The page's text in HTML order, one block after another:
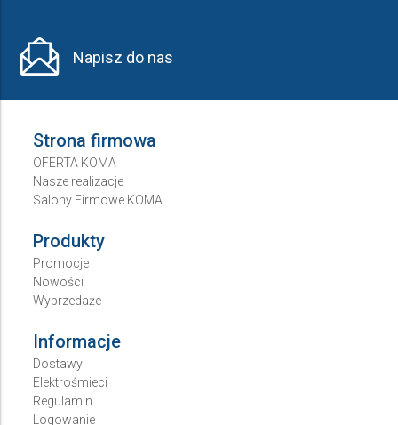
Napisz do nas
Strona firmowa
OFERTA KOMA
Nasze realizacje
Salony Firmowe KOMA
Produkty
Promocje
Nowości
Wyprzedaże
Informacje
Dostawy
Elektrośmieci
Regulamin
Logowanie